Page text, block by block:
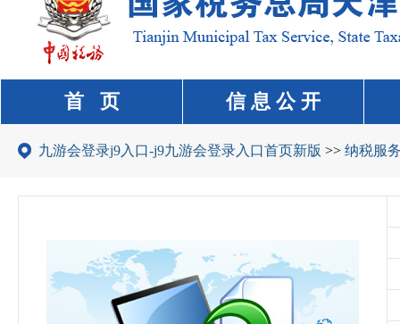
首 页 信 息 公 开
九游会登录j9入口-j9九游会登录入口首页新版 >> 纳税服